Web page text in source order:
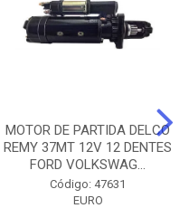
MOTOR DE PARTIDA DELCO
REMY 37MT 12V 12 DENTES
FORD VOLKSWAG...
Código: 47631
EURO